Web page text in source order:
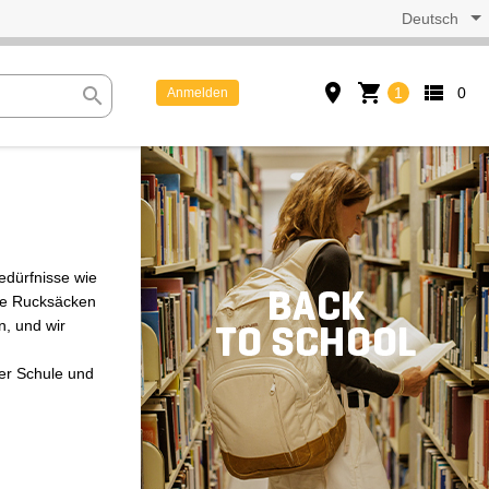
Deutsch
search Anmelden place shopping_cart 1 view_list 0
wie
Rucksäcken
und wir
Schule und